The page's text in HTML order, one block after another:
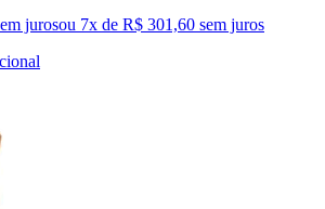
jurosou 7x de R$ 301,60 sem juros